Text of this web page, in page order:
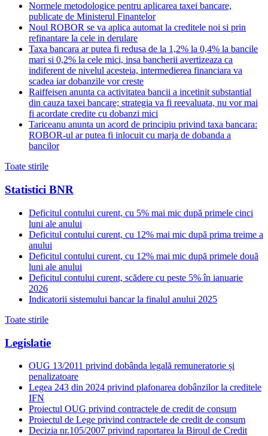
Normele metodologice pentru aplicarea taxei bancare,
publicate de Ministerul Finantelor
Noul ROBOR se va aplica automat la creditele noi si prin
refinantare la cele in derulare
Taxa bancara ar putea fi redusa de la 1,2% la 0,4% la bancile
mari si 0,2% la cele mici, insa bancherii avertizeaza ca
indiferent de nivelul acesteia, intermedierea financiara va
scadea iar dobanzile vor creste
Raiffeisen anunta ca activitatea bancii a incetinit substantial
din cauza taxei bancare; strategia va fi reevaluata, nu vor mai
fi acordate credite cu dobanzi mici
Tariceanu anunta un acord de principiu privind taxa bancara:
ROBOR-ul ar putea fi inlocuit cu marja de dobanda a
bancilor
Toate stirile
Statistici BNR
Deficitul contului curent, cu 5% mai mic după primele cinci
luni ale anului
Deficitul contului curent, cu 12% mai mic după prima treime a
anului
Deficitul contului curent, cu 12% mai mic după primele două
luni ale anului
Deficitul contului curent, scădere cu peste 5% în ianuarie
2026
Indicatorii sistemului bancar la finalul anului 2025
Toate stirile
Legislatie
OUG 13/2011 privind dobânda legală remuneratorie și
penalizatoare
Legea 243 din 2024 privind plafonarea dobânzilor la creditele
IFN
Proiectul OUG privind contractele de credit de consum
Proiectul de Lege privind contractele de credit de consum
Decizia nr.105/2007 privind raportarea la Biroul de Credit